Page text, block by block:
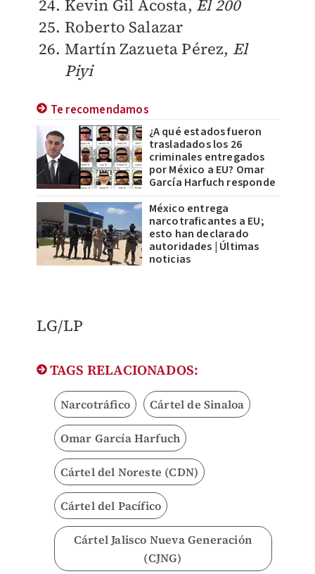
Kevin Gil Acosta, El 200
Roberto Salazar
Martín Zazueta Pérez, El
Piyi
Te recomendamos
¿A qué estados fueron
trasladados los 26
criminales entregados
por México a EU? Omar
García Harfuch responde
México entrega
narcotraficantes a EU;
esto han declarado
autoridades | Últimas
noticias
LG/LP
TAGS RELACIONADOS:
Narcotráfico Cártel de Sinaloa
Omar García Harfuch
Cártel del Noreste (CDN)
Cártel del Pacífico
Cártel Jalisco Nueva Generación
(CJNG)